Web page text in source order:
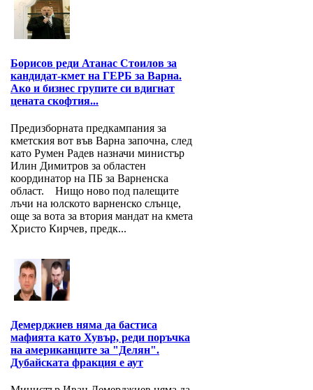
Борисов реди Атанас Стоилов за
кандидат-кмет на ГЕРБ за Варна.
Ако и бизнес групите си вдигнат
цената скофтия...
Предизборната предкампания за
кметския вот във Варна започна, след
като Румен Радев назначи министър
Илин Димитров за областен
координатор на ПБ за Варнeнска
област. Нищо ново под палещите
лъчи на юлското варненско слънце,
още за вота за втория мандат на кмета
Христо Кирчев, предк...
Демерджиев няма да бастиса
мафията като Хувър, реди поръчка
на американците за "Делян".
Дубайската фракция е аут